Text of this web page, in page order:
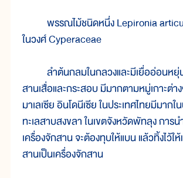
พรรณไม้ชนิดหนึ่ง Lepironia
ในวงศ์ Cyperaceae
ลำต้นกลมในกลวงและมีเยื่ออ่อนหยุ่น
สานเสื่อและกระสอบ มีมากตามหมู่เกาะต่า
มาเลเซีย อินโดนีเซีย ในประเทศไทยมีมากใ
ทะเลสาบสงขลา ในเขตจังหวัดพัทลุง การ
เครื่องจักสาน จะต้องทุบให้แบน แล้วทิ้งไว้ใ
สานเป็นเครื่องจักสาน